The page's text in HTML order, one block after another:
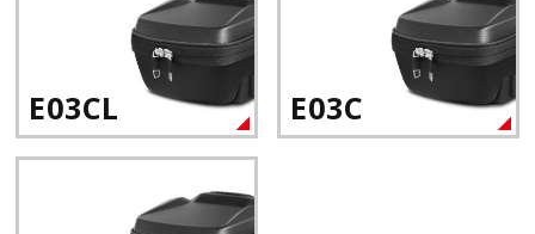
E03CL E03C